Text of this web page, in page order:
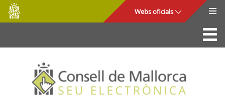
Salta al contingut principal
Consell
de
Mallorca
Webs oficials
La Seu
Consell de Mallorca
Accés i seguretat